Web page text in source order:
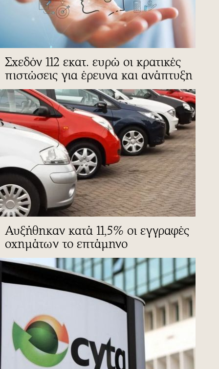
Σχεδόν 112 εκατ. ευρώ οι κρατικές
πιστώσεις για έρευνα και ανάπτυξη
Αυξήθηκαν κατά 11,5% οι εγγραφές
οχημάτων το επτάμηνο